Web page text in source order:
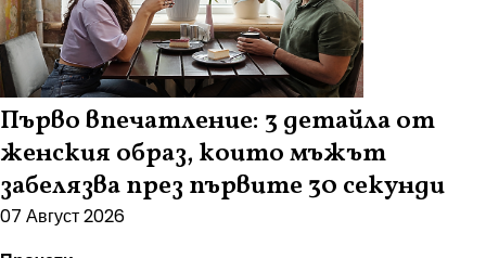
Първо впечатление: 3 детайла от
женския образ, които мъжът
забелязва през първите 30 секунди
07 Август 2026